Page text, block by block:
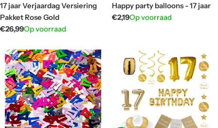
17 jaar Verjaardag Versiering
Pakket Rose Gold
Normale
€26,99Op voorraad
Happy party balloons - 17 jaar
Normale
€2,19Op voorraad